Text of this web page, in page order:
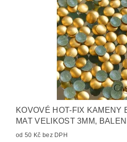
KOVOVÉ HOT-FIX KAMENY
MAT VELIKOST 3MM,
od 50 Kč bez DPH